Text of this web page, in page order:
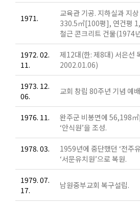
1971.
교육관 기공. 지하실과 지
330.5㎡[100평], 연건평
철근 콘크리트 건물(1974
1972. 02.
11.
제12대(한: 제8대) 서은선
2002.01.06)
1973. 12.
06.
교회 창립 80주년 기념 예
1976. 11.
완주군 비봉면에 56,198
‘안식원’을 조성.
1978. 03.
1959년에 중단했던 ‘전주
‘서문유치원’으로 복원.
1979. 07.
17.
남원중부교회 복구설립.